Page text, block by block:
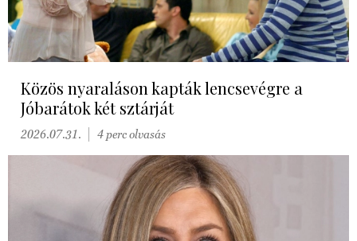
Közös nyaraláson kapták lencsevégre a
Jóbarátok két sztárját
2026.07.31. 4 perc olvasás